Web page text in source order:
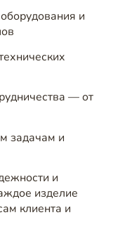
и
— от
задачам и
и
изделие
клиента и